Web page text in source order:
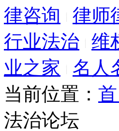
律咨询
律师
行业法治 维
业之家
名人
当前位置：
法治论坛